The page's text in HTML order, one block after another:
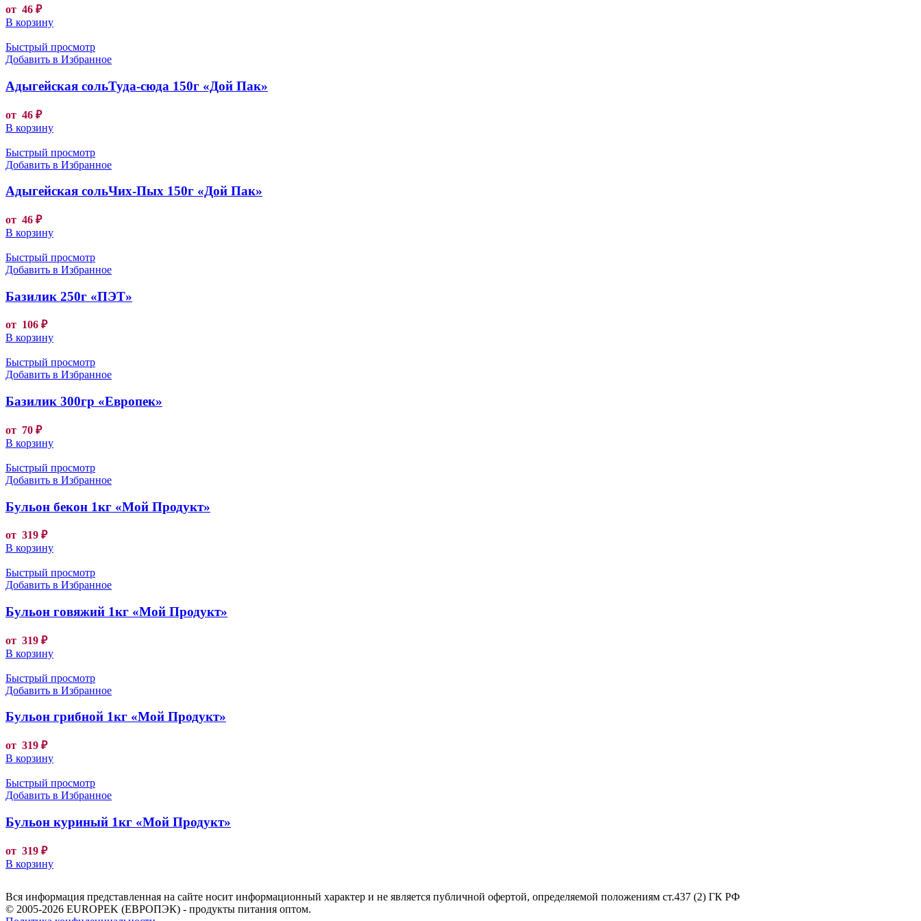
от 46 ₽
В корзину
Быстрый просмотр
Добавить в Избранное
Адыгейская сольТуда-сюда 150г «Дой Пак»
от 46 ₽
В корзину
Быстрый просмотр
Добавить в Избранное
Адыгейская сольЧих-Пых 150г «Дой Пак»
от 46 ₽
В корзину
Быстрый просмотр
Добавить в Избранное
Базилик 250г «ПЭТ»
от 106 ₽
В корзину
Быстрый просмотр
Добавить в Избранное
Базилик 300гр «Европек»
от 70 ₽
В корзину
Быстрый просмотр
Добавить в Избранное
Бульон бекон 1кг «Мой Продукт»
от 319 ₽
В корзину
Быстрый просмотр
Добавить в Избранное
Бульон говяжий 1кг «Мой Продукт»
от 319 ₽
В корзину
Быстрый просмотр
Добавить в Избранное
Бульон грибной 1кг «Мой Продукт»
от 319 ₽
В корзину
Быстрый просмотр
Добавить в Избранное
Бульон куриный 1кг «Мой Продукт»
от 319 ₽
В корзину
Вся информация представленная на сайте носит информационный характер и не является публичной офертой, определяемой положениям ст.437 (2) ГК РФ
© 2005-2026 EUROPEK (ЕВРОПЭК) - продукты питания оптом.